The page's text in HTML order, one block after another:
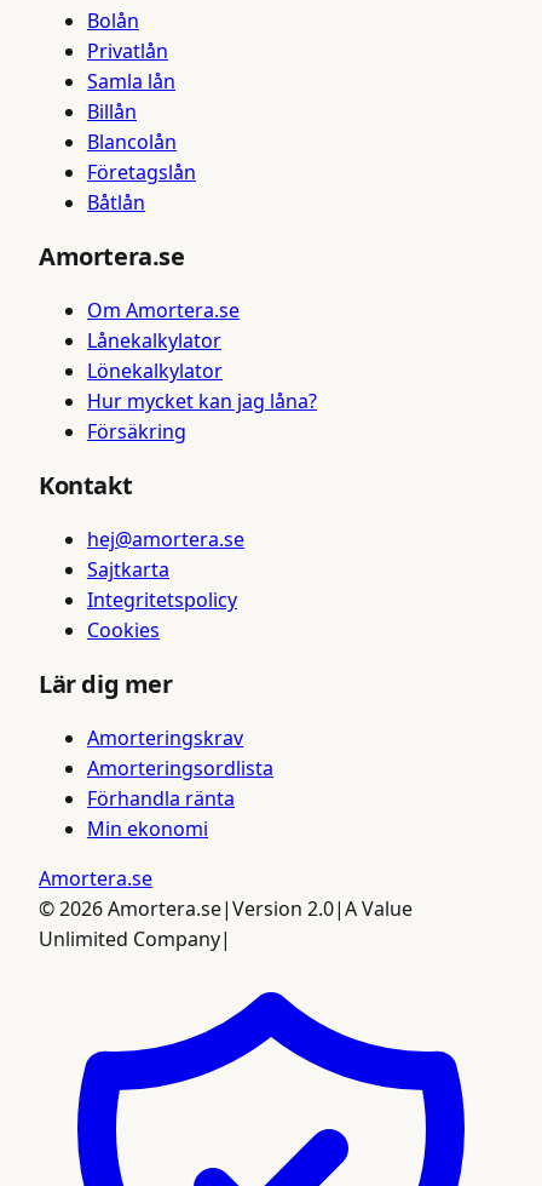
Bolån
Privatlån
Samla lån
Billån
Blancolån
Företagslån
Båtlån
Amortera.se
Om Amortera.se
Lånekalkylator
Lönekalkylator
Hur mycket kan jag låna?
Försäkring
Kontakt
hej@amortera.se
Sajtkarta
Integritetspolicy
Cookies
Lär dig mer
Amorteringskrav
Amorteringsordlista
Förhandla ränta
Min ekonomi
Amortera.se
©2026Amortera.se|Version 2.0|A Value
Unlimited Company|